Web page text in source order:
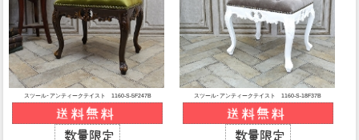
スツール･アンティークテイスト 1160-S-5F247B スツール･アンティークテイスト 1160-S-18F37B